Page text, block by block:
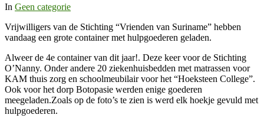
In Geen categorie
Vrijwilligers van de Stichting “Vrienden van Suriname” hebben
vandaag een grote container met hulpgoederen geladen.
Alweer de 4e container van dit jaar!. Deze keer voor de Stichting
O’Nanny. Onder andere 20 ziekenhuisbedden met matrassen voor
KAM thuis zorg en schoolmeubilair voor het “Hoeksteen College”.
Ook voor het dorp Botopasie werden enige goederen
meegeladen.Zoals op de foto’s te zien is werd elk hoekje gevuld met
hulpgoederen.